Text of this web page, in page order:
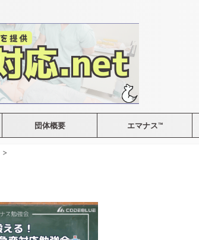
団体概要 エマナス™
>